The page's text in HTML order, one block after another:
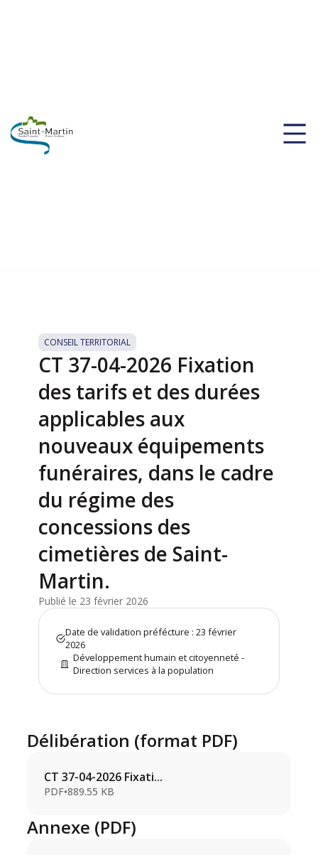
CONSEIL TERRITORIAL
CT 37-04-2026 Fixation
des tarifs et des durées
applicables aux
nouveaux équipements
funéraires, dans le cadre
du régime des
concessions des
cimetières de Saint-
Martin.
Publié le 23 février 2026
Date de validation préfécture : 23 février
2026
Développement humain et citoyenneté -
Direction services à la population
Délibération (format PDF)
CT 37-04-2026 Fixati...
PDF•889.55 KB
Annexe (PDF)